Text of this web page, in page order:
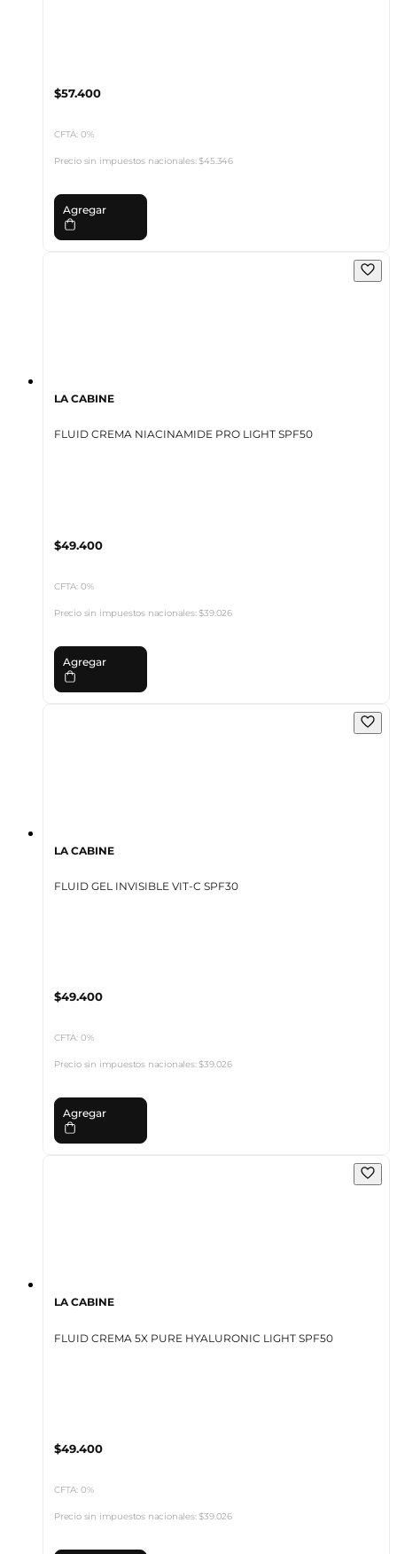
$57.400
CFTA: 0%
Precio sin impuestos nacionales:$45.346
Agregar
LA CABINE
FLUID CREMA NIACINAMIDE PRO LIGHT SPF50
$49.400
CFTA: 0%
Precio sin impuestos nacionales:$39.026
Agregar
LA CABINE
FLUID GEL INVISIBLE VIT-C SPF30
$49.400
CFTA: 0%
Precio sin impuestos nacionales:$39.026
Agregar
LA CABINE
FLUID CREMA 5X PURE HYALURONIC LIGHT SPF50
$49.400
CFTA: 0%
Precio sin impuestos nacionales:$39.026